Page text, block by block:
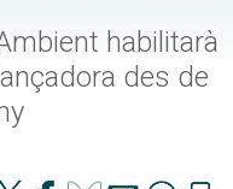
habilitarà
des de